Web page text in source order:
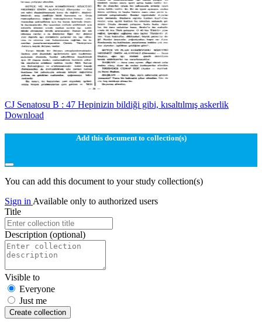
CJ Senatosu B : 47 Hepinizin bildiği gibi, kısaltılmış askerlik
Download
Add this document to collection(s)
You can add this document to your study collection(s)
Sign in Available only to authorized users
Title
Description (optional)
Visible to
Everyone
Just me
Create collection